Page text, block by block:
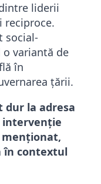
liderii
reciproce.
social-
variantă de
în
țării.
dur la adresa
în contextul